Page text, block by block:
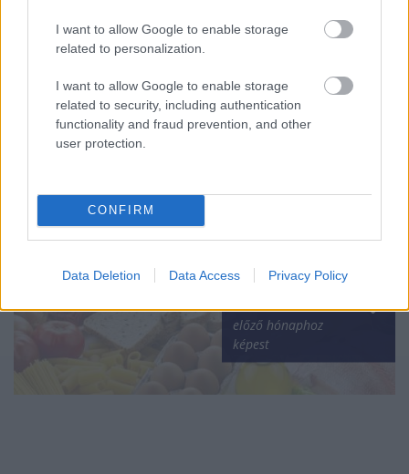
I want to allow Google to enable storage
related to personalization.
I want to allow Google to enable storage
related to security, including authentication
functionality and fraud prevention, and other
user protection.
CONFIRM
Data Deletion Data Access Privacy Policy
Kritikus szintre
csökkent az infláció
Végre kicsit
csökkentek az
élelmiszerárak az
előző hónaphoz
képest